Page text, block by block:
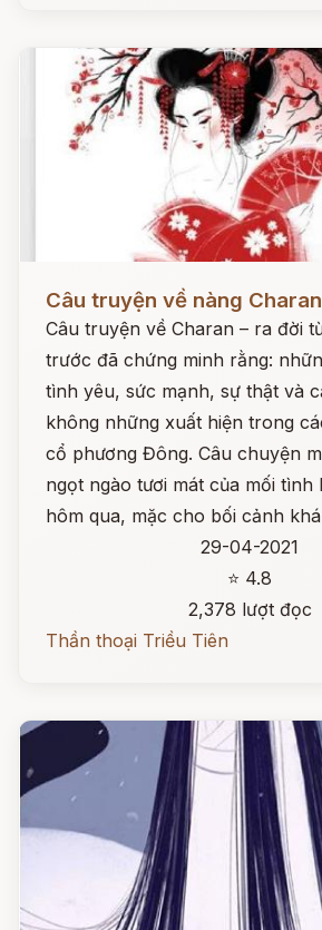
Câu truyện về nàng Charan
Câu truyện về Charan – ra đời
trước đã chứng minh rằng:
tình yêu, sức mạnh, sự thật và
không những xuất hiện trong
cổ phương Đông. Câu chuyện
ngọt ngào tươi mát của mối tình
hôm qua, mặc cho bối cảnh
29-04-2021
⭐ 4.8
2,378 lượt đọc
Thần thoại Triều Tiên